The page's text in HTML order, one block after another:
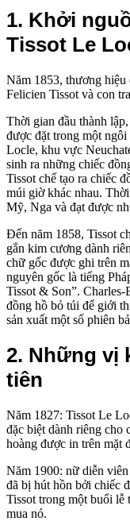
1. Khởi
Tissot Le
Năm 1853, thương hiệu
Felicien Tissot và con
Thời gian đầu thành
được đặt trong một
Locle, khu vực
sinh ra những chiếc
Tissot chế tạo ra chiếc
múi giờ khác nhau.
Mỹ, Nga và đạt được
Đến năm 1858, Tissot
gắn kim cương dành
chữ gốc được ghi trên
nguyên gốc là tiếng
Tissot & Son”.
đồng hồ bỏ túi để giới
sản xuất một số phiên
2. Những vị
tiên
Năm 1827: Tissot Le
đặc biệt dành riêng cho
hoàng được in trên mặt
Năm 1900: nữ diễn
đã bị hút hồn bởi chiếc
Tissot trong một buổi lễ
mua nó.